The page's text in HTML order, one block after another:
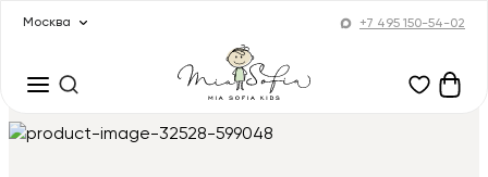
Москва +7 495 150-54-02